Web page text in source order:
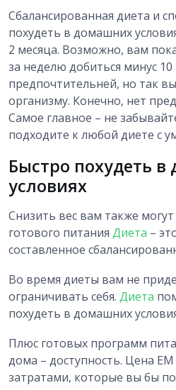
Сбалансированная диета и
похудеть в домашних
2 месяца. Возможно, вам
за неделю добиться минус
предпочтительней, но так
организму. Конечно, нет
Самое главное – не
подходите к любой диете с
Быстро похудеть
условиях
Снизить вес вам также
готового питания Диета –
составленное
Во время диеты вам не
ограничивать себя. Диета
похудеть в домашних
Плюс готовых программ
дома – доступность. Цена
затратами, которые вы бы